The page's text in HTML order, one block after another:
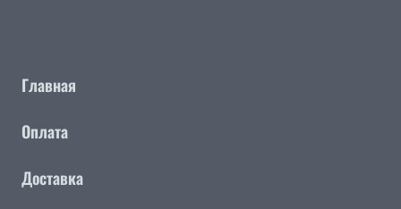
Главная
Оплата
Доставка